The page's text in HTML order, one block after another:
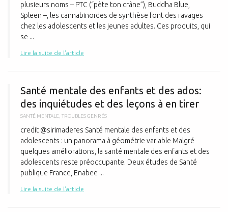
plusieurs noms – PTC (“pète ton crâne”), Buddha Blue,
Spleen –, les cannabinoïdes de synthèse font des ravages
chez les adolescents et les jeunes adultes. Ces produits, qui
se ...
Lire la suite de l'article
Santé mentale des enfants et des ados:
des inquiétudes et des leçons à en tirer
SANTÉ MENTALE TROUBLES GENRÉS
credit @sirimaderes Santé mentale des enfants et des
adolescents : un panorama à géométrie variable Malgré
quelques améliorations, la santé mentale des enfants et des
adolescents reste préoccupante. Deux études de Santé
publique France, Enabee ...
Lire la suite de l'article